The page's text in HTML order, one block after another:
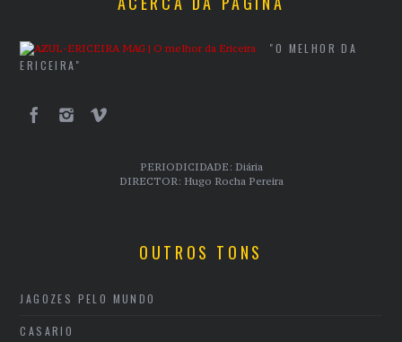
"O MELHOR DA
ERICEIRA"
PERIODICIDADE: Diária
DIRECTOR: Hugo Rocha Pereira
OUTROS TONS
JAGOZES PELO MUNDO
CASARIO